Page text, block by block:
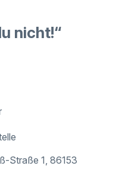
nicht!“
Straße 1, 86153